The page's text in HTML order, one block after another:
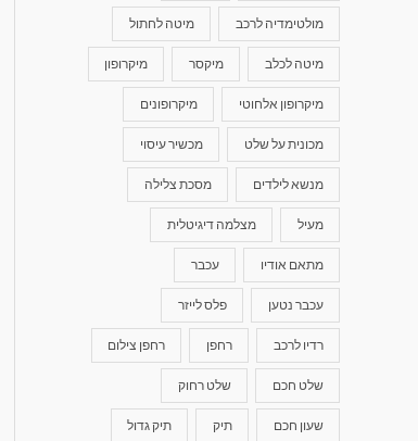
מולטימדיה לרכב מיטה לחתול
מיטה לכלב מיקסר מיקרופון
מיקרופון אלחוטי מיקרופונים
מכונית על שלט מכשיר עיסוי
מנשא לילדים מסכת צלילה
מעיל מצלמה דיגיטלית
מתאם אודיו עכבר
עכבר נטען פלס לייזר
רדיו לרכב רחפן רחפן צילום
שלט חכם שלט רחוק
שעון חכם תיק תיק גדול